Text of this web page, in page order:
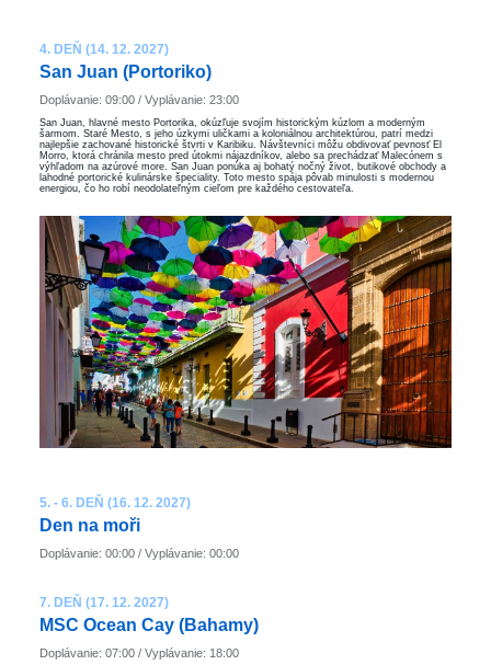
4. DEŇ (14. 12. 2027)
San Juan (Portoriko)
Doplávanie: 09:00 / Vyplávanie: 23:00
San Juan, hlavné mesto Portorika, okúzľuje svojím historickým kúzlom a moderným
šarmom. Staré Mesto, s jeho úzkymi uličkami a koloniálnou architektúrou, patrí medzi
najlepšie zachované historické štvrti v Karibiku. Návštevníci môžu obdivovať pevnosť El
Morro, ktorá chránila mesto pred útokmi nájazdníkov, alebo sa prechádzať Malecónem s
výhľadom na azúrové more. San Juan ponúka aj bohatý nočný život, butikové obchody a
lahodné portorické kulinárske špeciality. Toto mesto spája pôvab minulosti s modernou
energiou, čo ho robí neodolateľným cieľom pre každého cestovateľa.
5. - 6. DEŇ (16. 12. 2027)
Den na moři
Doplávanie: 00:00 / Vyplávanie: 00:00
7. DEŇ (17. 12. 2027)
MSC Ocean Cay (Bahamy)
Doplávanie: 07:00 / Vyplávanie: 18:00